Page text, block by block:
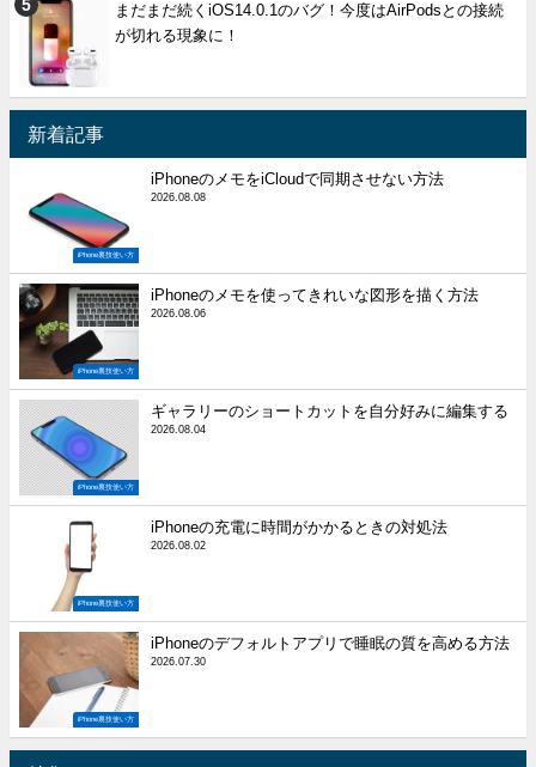
まだまだ続くiOS14.0.1のバグ！今度はAirPodsとの接続
が切れる現象に！
新着記事
iPhone裏技使い方
iPhoneのメモをiCloudで同期させない方法
2026.08.08
iPhone裏技使い方
iPhoneのメモを使ってきれいな図形を描く方法
2026.08.06
iPhone裏技使い方
ギャラリーのショートカットを自分好みに編集する
2026.08.04
iPhone裏技使い方
iPhoneの充電に時間がかかるときの対処法
2026.08.02
iPhone裏技使い方
iPhoneのデフォルトアプリで睡眠の質を高める方法
2026.07.30